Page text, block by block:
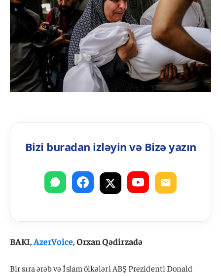
Bizi buradan izləyin və Bizə yazın
BAKI,AzerVoice, Orxan Qədirzadə
Bir sıra ərəb və İslam ölkələri ABŞ Prezidenti Donald